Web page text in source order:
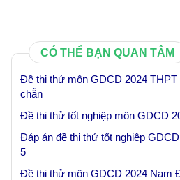
CÓ THỂ BẠN QUAN TÂM
Đề thi thử môn GDCD 2024 THPT
chẵn
Đề thi thử tốt nghiệp môn GDCD
Đáp án đề thi thử tốt nghiệp
5
Đề thi thử môn GDCD 2024 Nam